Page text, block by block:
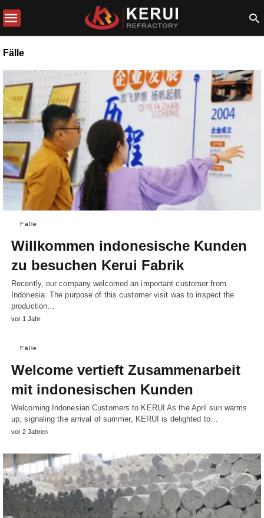
Fälle
Fälle
Willkommen indonesische Kunden
zu besuchen Kerui Fabrik
Recently, our company welcomed an important customer from
Indonesia. The purpose of this customer visit was to inspect the
production…
vor 1 Jahr
Fälle
Welcome vertieft Zusammenarbeit
mit indonesischen Kunden
Welcoming Indonesian Customers to KERUI As the April sun warms
up, signaling the arrival of summer, KERUI is delighted to…
vor 2 Jahren